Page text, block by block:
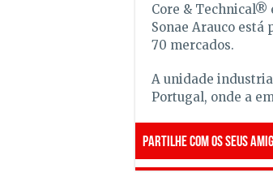
Core & Technical®
Sonae Arauco está
70 mercados.
A unidade
Portugal, onde a
Partilhe com os seus